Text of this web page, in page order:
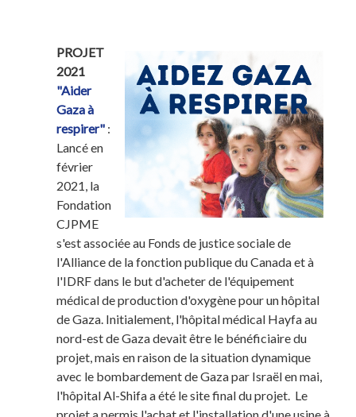
PROJET
2021
"Aider
Gaza à
respirer" :
Lancé en
février
2021, la
Fondation
CJPME
s'est associée au Fonds de justice sociale de
l'Alliance de la fonction publique du Canada et à
l'IDRF dans le but d'acheter de l'équipement
médical de production d'oxygène pour un hôpital
de Gaza. Initialement, l'hôpital médical Hayfa au
nord-est de Gaza devait être le bénéficiaire du
projet, mais en raison de la situation dynamique
avec le bombardement de Gaza par Israël en mai,
l'hôpital Al-Shifa a été le site final du projet. Le